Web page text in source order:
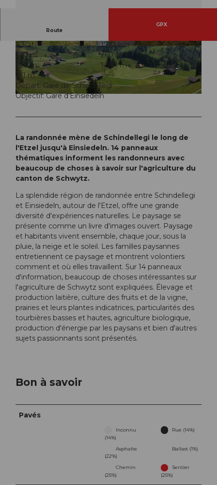
© Daniela Horath
© Daniela Horath © Daniela Horath
Route
GPX
4:30 h
17,53 km
360 m
260 m
750 m
1.001 m
251 m
Départ: Gare de Schindellegi
Objectif: Gare d'Einsiedeln
La randonnée mène de Schindellegi le long de
l'Etzel jusqu'à Einsiedeln. 14 panneaux
thématiques informent les randonneurs avec
beaucoup de choses à savoir sur l'agriculture du
canton de Schwytz.
La splendide région de randonnée entre Schindellegi
et Einsiedeln, autour de l'Etzel, offre une grande
diversité d'expériences naturelles. Le paysage se
présente comme un livre d'images ouvert. Paysage
et habitants vivent ensemble, chaque jour, sous la
pluie, la neige et le soleil. Les familles paysannes
entretiennent ce paysage et montrent volontiers
comment et où elles travaillent. Sur 14 panneaux
d'information, beaucoup de choses intéressantes sur
l'agriculture de Schwytz sont expliquées. Élevage et
production laitière, culture des fruits et de la vigne,
prairies et leurs plantes indicatrices, particularités des
tourbières basses et hautes, agriculture biologique,
production d'énergie par les paysans et bien d'autres
sujets passionnants sont présentés.
Bon à savoir
Pavés
Inconnu
(14%)
Rue (14%)
Asphalte
(22%)
Ballast (1%)
Chemin
(25%)
Sentier
(25%)